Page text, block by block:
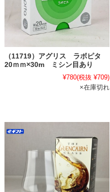
（11719）アグリス ラボピタ
20ｍｍ×30m ミシン目あり
¥780(税抜 ¥709)
×在庫切れ